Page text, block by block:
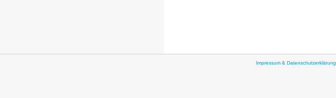
Impressum & Datenschutzerklärung